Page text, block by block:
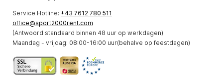
Service Hotline: +43 7612 780 511
office@sport2000rent.com
(Antwoord standaard binnen 48 uur op werkdagen)
Maandag - vrijdag: 08:00-16:00 uur(behalve op feestdagen)